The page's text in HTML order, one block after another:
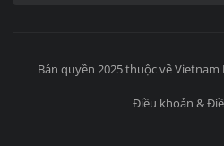
Bản quyền 2025 thuộc về
Điều khoản &